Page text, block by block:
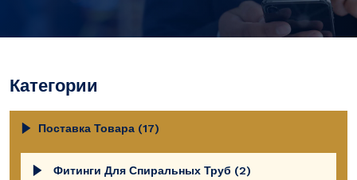
Категории
Поставка Товара (17)
Фитинги Для Спиральных Труб (2)